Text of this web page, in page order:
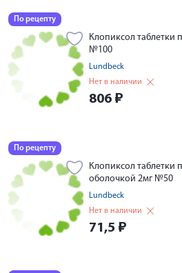
По рецепту
Клопиксол таблетки
№100
Lundbeck
Нет в наличии
806 ₽
По рецепту
Клопиксол таблетки
оболочкой 2мг №50
Lundbeck
Нет в наличии
71,5 ₽